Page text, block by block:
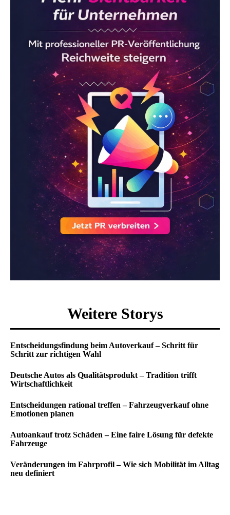
Weitere Storys
Entscheidungsfindung beim Autoverkauf – Schritt für
Schritt zur richtigen Wahl
Deutsche Autos als Qualitätsprodukt – Tradition trifft
Wirtschaftlichkeit
Entscheidungen rational treffen – Fahrzeugverkauf ohne
Emotionen planen
Autoankauf trotz Schäden – Eine faire Lösung für defekte
Fahrzeuge
Veränderungen im Fahrprofil – Wie sich Mobilität im Alltag
neu definiert